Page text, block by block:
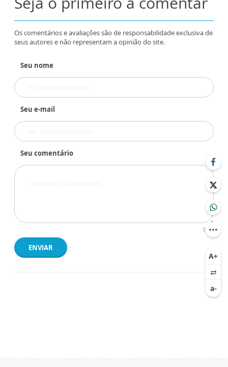
Os comentários e avaliações são de responsabilidade exclusiva de
seus autores e não representam a opinião do site.
Seu nome
Seu e-mail
Seu comentário
500
ENVIAR